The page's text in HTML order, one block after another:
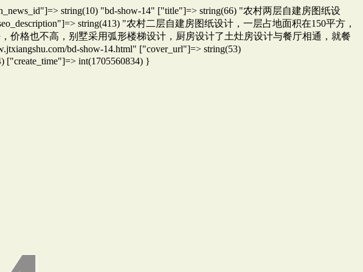
string(10) "bd-show-14" ["title"]=> string(66) "农村两层自建房图纸设
string(413) "农村二层自建房图纸设计，一层占地面积在150平方，
价格也不高，别墅采用弧形楼梯设计，厨房设计了土灶房设计与餐厅相通，就餐
bd-show-14.html" ["cover_url"]=> string(53)
["create_time"]=> int(1705560834) }